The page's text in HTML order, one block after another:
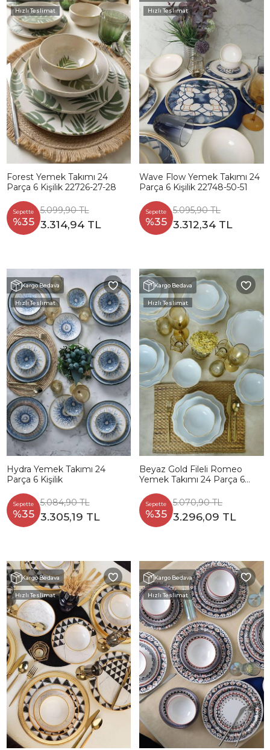
Hızlı Teslimat
Forest Yemek Takımı 24
Parça 6 Kişilik 22726-27-28
Sepette
%35
5.099,90 TL
3.314,94 TL
Hızlı Teslimat
Wave Flow Yemek Takımı 24
Parça 6 Kişilik 22748-50-51
Sepette
%35
5.095,90 TL
3.312,34 TL
Kargo Bedava
Hızlı Teslimat
Hydra Yemek Takımı 24
Parça 6 Kişilik
Sepette
%35
5.084,90 TL
3.305,19 TL
Kargo Bedava
Hızlı Teslimat
Beyaz Gold Fileli Romeo
Yemek Takımı 24 Parça 6
Sepette
%35
5.070,90 TL
3.296,09 TL
Kargo Bedava
Hızlı Teslimat
Kargo Bedava
Hızlı Teslimat